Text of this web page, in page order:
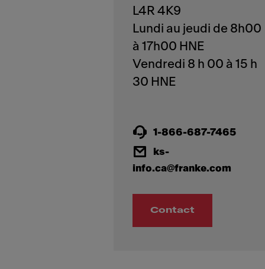
L4R 4K9
Lundi au jeudi de 8h00
à 17h00 HNE
Vendredi 8 h 00 à 15 h
30 HNE
1-866-687-7465
ks-
info.ca@franke.com
Contact